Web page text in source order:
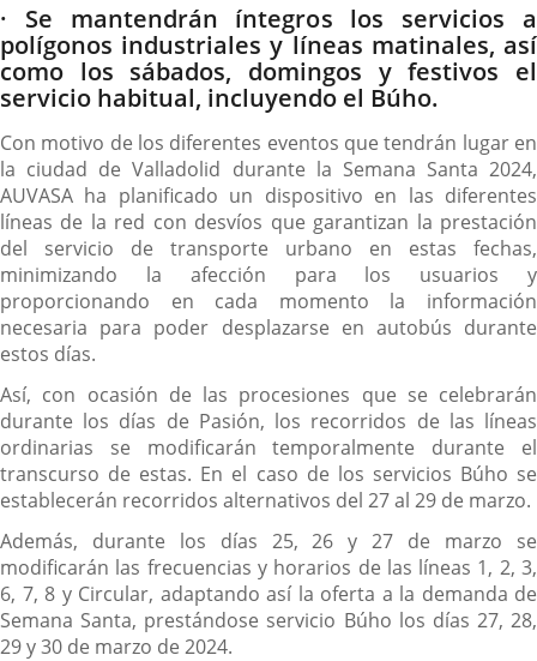
· Se mantendrán íntegros los servicios a
polígonos industriales y líneas matinales, así
como los sábados, domingos y festivos el
servicio habitual, incluyendo el Búho.
Con motivo de los diferentes eventos que tendrán lugar en
la ciudad de Valladolid durante la Semana Santa 2024,
AUVASA ha planificado un dispositivo en las diferentes
líneas de la red con desvíos que garantizan la prestación
del servicio de transporte urbano en estas fechas,
minimizando la afección para los usuarios y
proporcionando en cada momento la información
necesaria para poder desplazarse en autobús durante
estos días.
Así, con ocasión de las procesiones que se celebrarán
durante los días de Pasión, los recorridos de las líneas
ordinarias se modificarán temporalmente durante el
transcurso de estas. En el caso de los servicios Búho se
establecerán recorridos alternativos del 27 al 29 de marzo.
Además, durante los días 25, 26 y 27 de marzo se
modificarán las frecuencias y horarios de las líneas 1, 2, 3,
6, 7, 8 y Circular, adaptando así la oferta a la demanda de
Semana Santa, prestándose servicio Búho los días 27, 28,
29 y 30 de marzo de 2024.